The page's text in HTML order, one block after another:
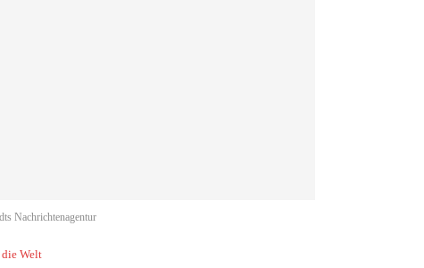
Nachrichtenagentur
Welt